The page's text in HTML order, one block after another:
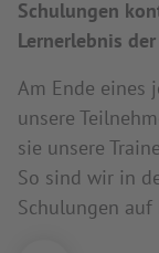
Schulungen
Lernerlebnis
Am Ende eines
unsere
sie unsere
So sind wir in
Schulungen